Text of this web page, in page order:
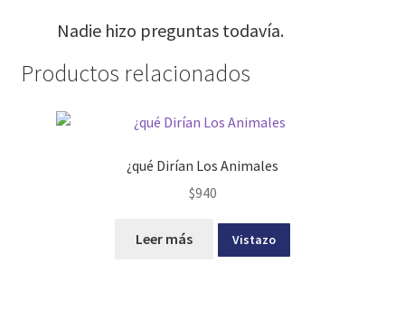
Nadie hizo preguntas todavía.
Productos relacionados
¿qué Dirían Los Animales
$940
Leer más Vistazo